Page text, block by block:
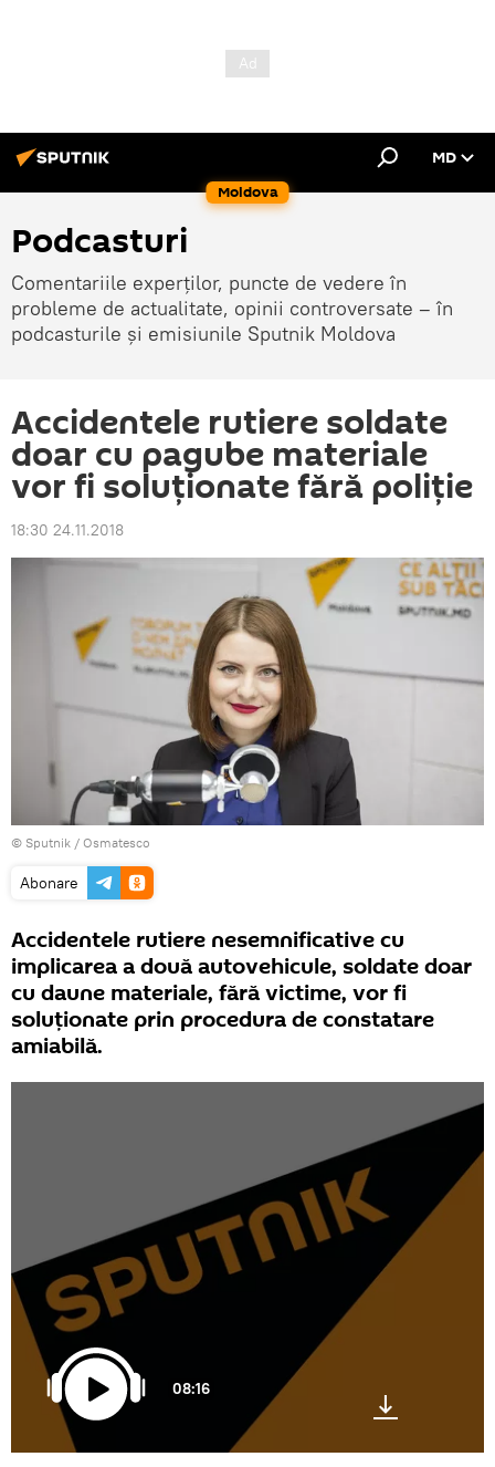
Moldova
MD
Podcasturi
Comentariile experților, puncte de vedere în
probleme de actualitate, opinii controversate – în
podcasturile și emisiunile Sputnik Moldova
Accidentele rutiere soldate
doar cu pagube materiale
vor fi soluționate fără poliție
18:30 24.11.2018
© Sputnik / Osmatesco
Abonare
Accidentele rutiere nesemnificative cu
implicarea a două autovehicule, soldate doar
cu daune materiale, fără victime, vor fi
soluționate prin procedura de constatare
amiabilă.
08:16